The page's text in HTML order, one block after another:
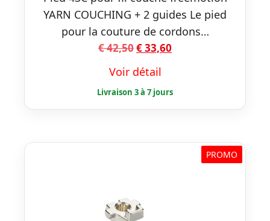
YARN COUCHING + 2 guides Le pied
pour la couture de cordons…
€42,50Le
initial
était :
€ 42,50.
€33,60
est :
€ 33,60.
Voir détail
PROMO